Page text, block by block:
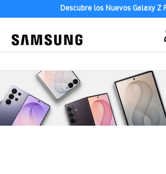
Descubre los Nuevos Galaxy Z